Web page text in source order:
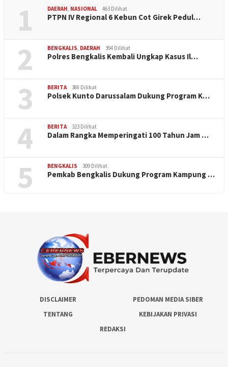
1 DAERAH, NASIONAL 463 Dilihat
PTPN IV Regional 6 Kebun Cot Girek Pedul…
2 BENGKALIS, DAERAH 394 Dilihat
Polres Bengkalis Kembali Ungkap Kasus Il…
3 BERITA 388 Dilihat
Polsek Kunto Darussalam Dukung Program K…
4 BERITA 323 Dilihat
Dalam Rangka Memperingati 100 Tahun Jam …
5 BENGKALIS 309 Dilihat
Pemkab Bengkalis Dukung Program Kampung …
DISCLAIMER
PEDOMAN MEDIA SIBER
TENTANG
KEBIJAKAN PRIVASI
REDAKSI